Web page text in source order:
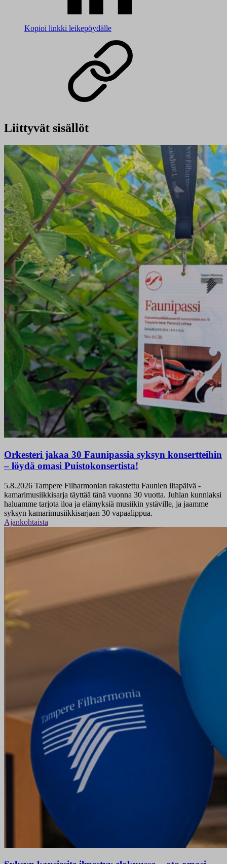
Kopioi linkki leikepöydälle
Liittyvät sisällöt
Orkesteri jakaa 30 Faunipassia syksyn konsertteihin
– löydä omasi Puistokonsertista!
5.8.2026 Tampere Filharmonian rakastettu Faunien iltapäivä -
kamarimusiikkisarja täyttää tänä vuonna 30 vuotta. Juhlan kunniaksi
haluamme tarjota iloa ja elämyksiä musiikin ystäville, ja jaamme
syksyn kamarimusiikkisarjaan 30 vapaalippua.
Ajankohtaista